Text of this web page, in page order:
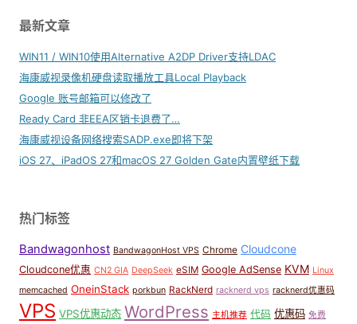
最新文章
WIN11 / WIN10使用Alternative A2DP Driver支持LDAC
海康威视录像机硬盘读取播放工具Local Playback
Google 账号邮箱可以修改了
Ready Card 非EEA区销卡退费了…
海康威视设备网络搜索SADP.exe即将下架
iOS 27、iPadOS 27和macOS 27 Golden Gate内置壁纸下载
热门标签
Bandwagonhost BandwagonHost VPS Chrome Cloudcone
Cloudcone优惠 CN2 GIA DeepSeek eSIM Google AdSense KVM Linux
memcached OneinStack porkbun RackNerd racknerd vps racknerd优惠码
VPS VPS优惠动态 WordPress 主机推荐 代码 优惠码 免费